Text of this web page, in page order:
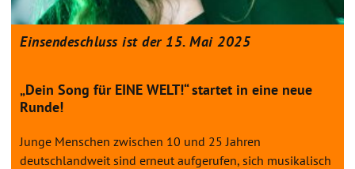
Einsendeschluss ist der 15. Mai 2025
„Dein Song für EINE WELT!“ startet in eine neue
Runde!
Junge Menschen zwischen 10 und 25 Jahren
deutschlandweit sind erneut aufgerufen, sich musikalisch